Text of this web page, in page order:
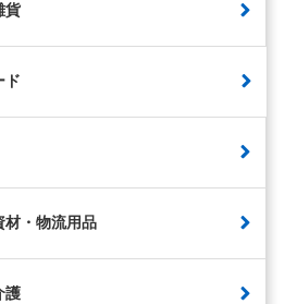
貨
ド
材・物流用品
護